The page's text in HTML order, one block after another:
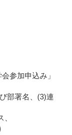
参加申込み」
部署名、(3)連